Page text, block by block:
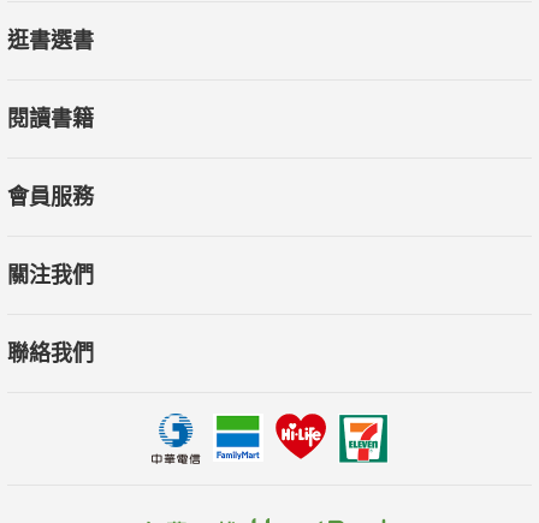
逛書選書
閱讀書籍
會員服務
關注我們
聯絡我們